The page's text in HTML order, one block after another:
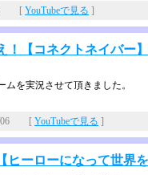
09 [ YouTubeで見る ]
！【コネクトネイバー
を実況させて頂きました。
06 [ YouTubeで見る ]
ヒーローになって世界